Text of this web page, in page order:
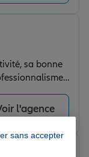
sa bonne
en moins de
avantageux.
pour la qualité
!
l'agence
sans accepter